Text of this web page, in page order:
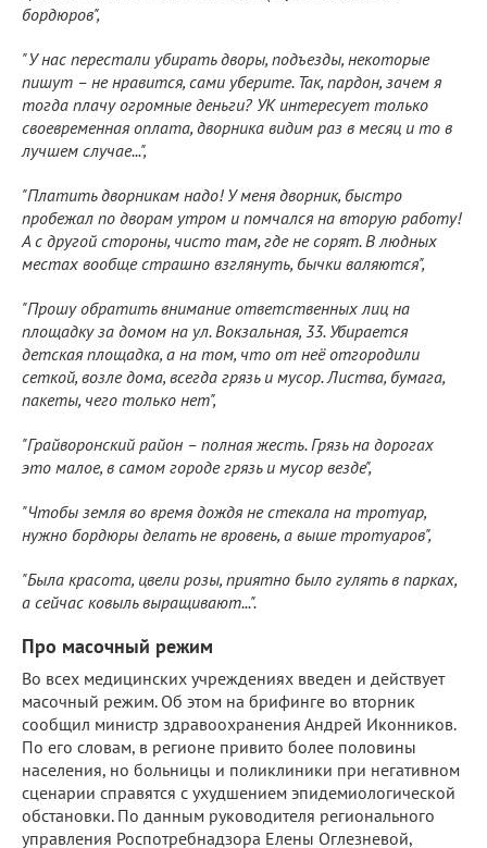
бордюров",
"У нас перестали убирать дворы, подъезды, некоторые
пишут – не нравится, сами уберите. Так, пардон, зачем я
тогда плачу огромные деньги? УК интересует только
своевременная оплата, дворника видим раз в месяц и то в
лучшем случае...",
"Платить дворникам надо! У меня дворник, быстро
пробежал по дворам утром и помчался на вторую работу!
А с другой стороны, чисто там, где не сорят. В людных
местах вообще страшно взглянуть, бычки валяются",
"Прошу обратить внимание ответственных лиц на
площадку за домом на ул. Вокзальная, 33. Убирается
детская площадка, а на том, что от неё отгородили
сеткой, возле дома, всегда грязь и мусор. Листва, бумага,
пакеты, чего только нет",
"Грайворонский район – полная жесть. Грязь на дорогах
это малое, в самом городе грязь и мусор везде",
"Чтобы земля во время дождя не стекала на тротуар,
нужно бордюры делать не вровень, а выше тротуаров",
"Была красота, цвели розы, приятно было гулять в парках,
а сейчас ковыль выращивают...".
Про масочный режим
Во всех медицинских учреждениях введен и действует
масочный режим. Об этом на брифинге во вторник
сообщил министр здравоохранения Андрей Иконников.
По его словам, в регионе привито более половины
населения, но больницы и поликлиники при негативном
сценарии справятся с ухудшением эпидемиологической
обстановки. По данным руководителя регионального
управления Роспотребнадзора Елены Оглезневой,